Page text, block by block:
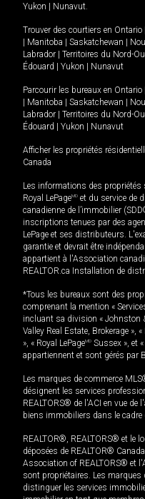
Yukon
Nunavut.
Trouver des courtiers en Ontario
Manitoba Saskatchewan
Labrador
Territoires du Nord-
Édouard
Yukon Nunavut
Parcourir les bureaux en Ontario
Manitoba Saskatchewan
Labrador
Territoires du Nord-
Édouard
Yukon Nunavut
Afficher les propriétés
Canada
Les informations des
Royal LePageMD et du service de
canadienne de l’immobilier
inscriptions tenues par des
LePage et ses distributeurs.
garantie et devrait être
appartient à l'Association
REALTOR.ca Installation de
*Tous les bureaux sont des
comprenant la mention «
incluant sa division « Johnston
Valley Real Estate, Brokerage », «
», « Royal LePageMD Sussex », et
appartiennent et sont gérés par
Les marques de commerce
désignent les services
REALTORS® de l'ACI en vue de
biens immobiliers dans le cadre
REALTOR®, REALTORS® et le
déposées de REALTOR®
Association of REALTORS® et
sont propriétaires. Les marques
distinguer les services